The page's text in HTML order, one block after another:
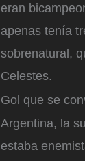
eran
apenas tenía
sobrenatural,
Celestes.
Gol que se
Argentina, la
estaba